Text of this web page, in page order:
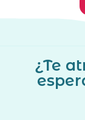
¿Te